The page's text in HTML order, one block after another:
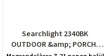
Searchlight 2340BK
OUTDOOR &amp; PORCH,